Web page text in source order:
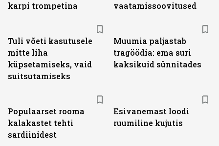
karpi trompetina
vaatamissoovitused
Tuli võeti kasutusele
mitte liha
küpsetamiseks, vaid
suitsutamiseks
Muumia paljastab
tragöödia: ema suri
kaksikuid sünnitades
Populaarset rooma
kalakastet tehti
sardiinidest
Esivanemast loodi
ruumiline kujutis